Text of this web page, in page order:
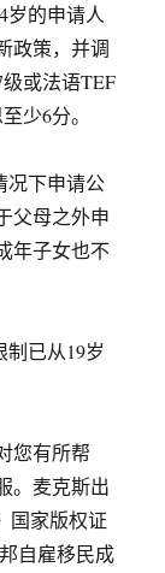
的申请人
政策，并调
或法语TEF
少6分。
下申请公
父母之外申
年子女也不
已从19岁
您有所帮
。麦克斯出
国家版权证
自雇移民成